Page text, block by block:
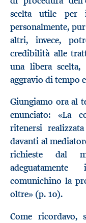
scelta utile per
personalmente,
altri, invece,
credibilità alle
una libera
aggravio di tempo
Giungiamo ora al
enunciato: «La
ritenersi
davanti al
richieste dal
comunichino la
oltre» (p. 10).
Come